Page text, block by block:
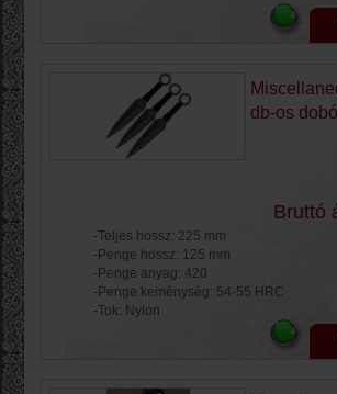
db-os
Bruttó
-Teljes hossz: 225 mm
-Penge hossz: 125 mm
-Penge anyag: 420
-Penge keménység: 54-55 HRC
-Tok: Nylon